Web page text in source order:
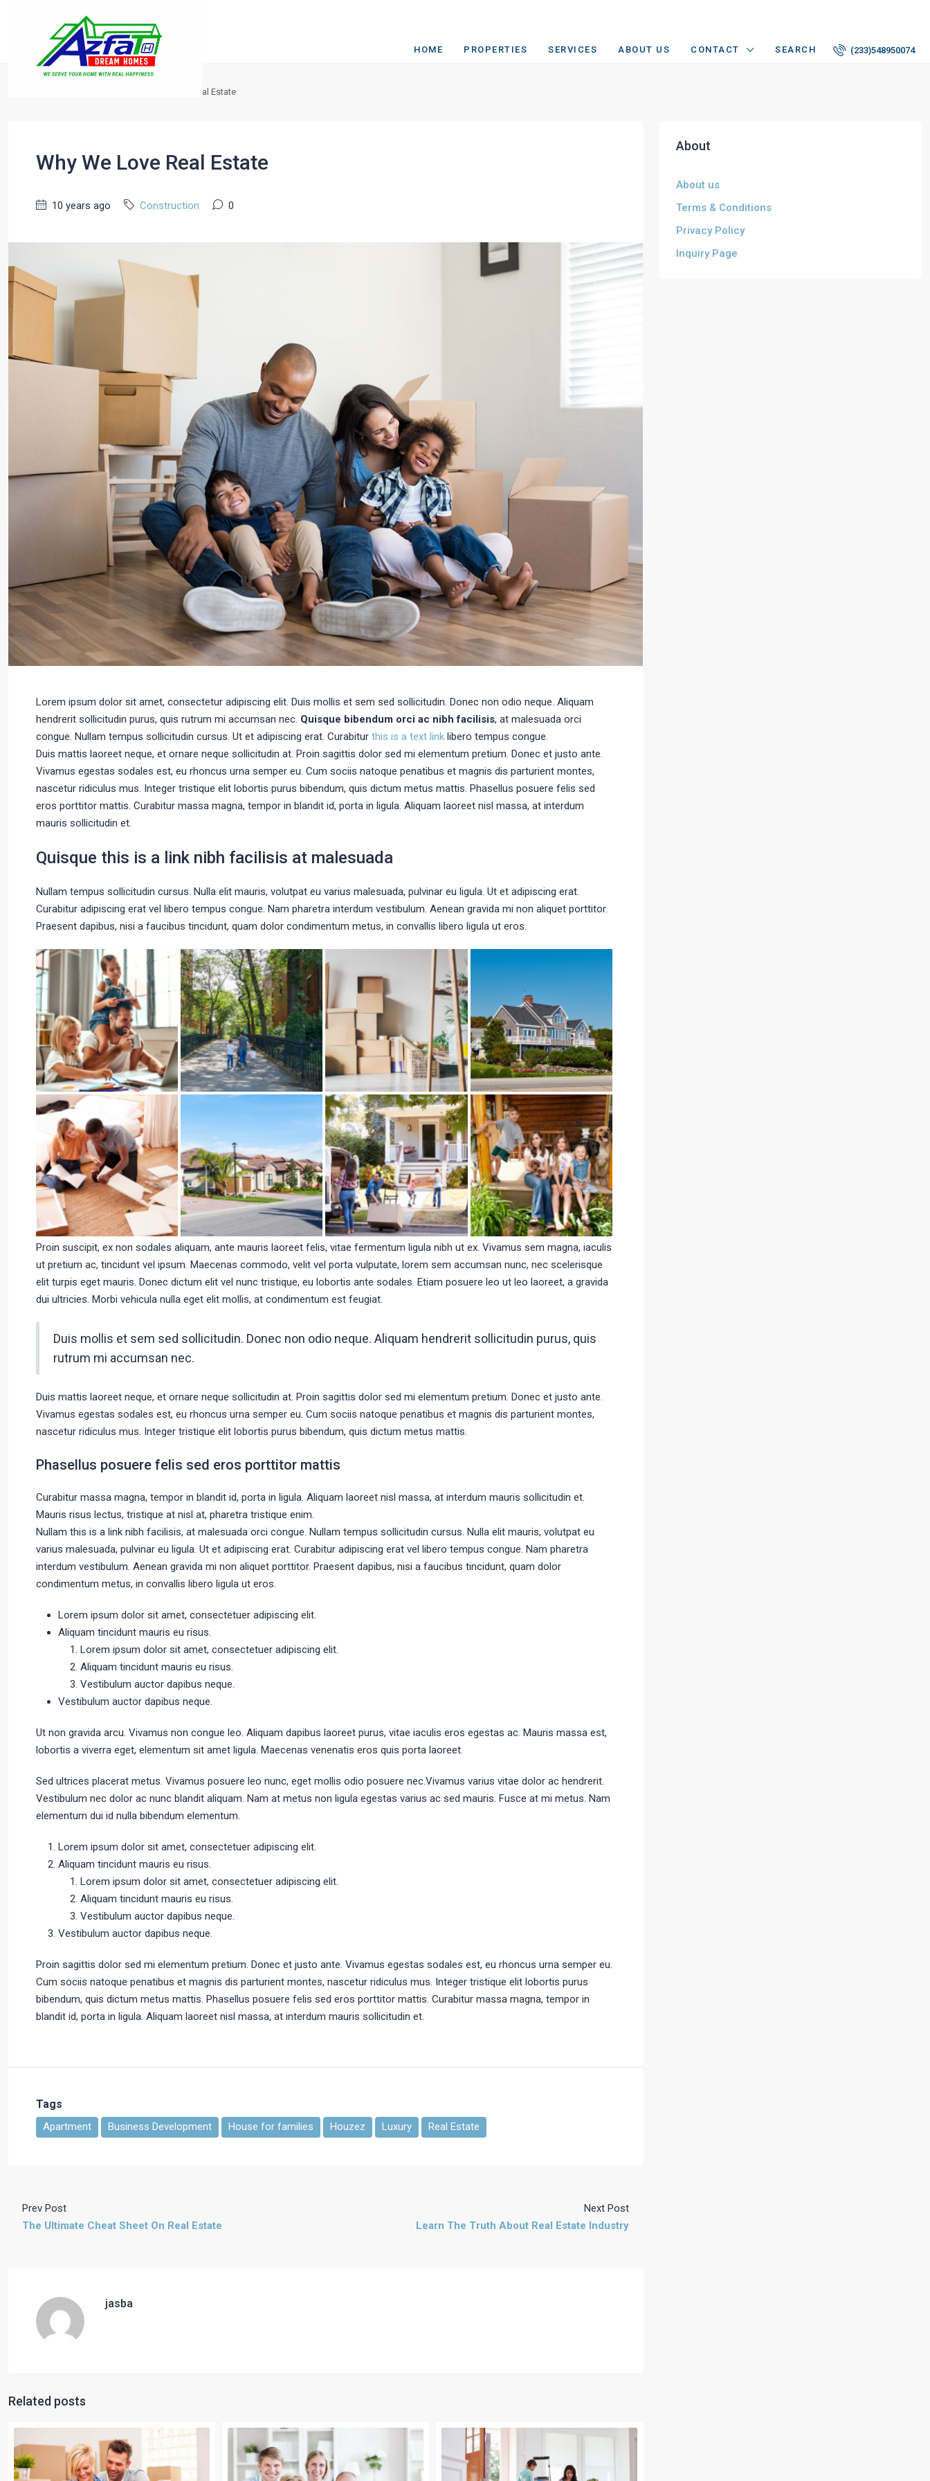
HOME PROPERTIES SERVICES ABOUT US CONTACT SEARCH (233)548950074
Why We Love Real Estate
Why We Love Real Estate
10 years ago Construction 0
Lorem ipsum dolor sit amet, consectetur adipiscing elit. Duis mollis et sem sed sollicitudin. Donec non odio neque. Aliquam
hendrerit sollicitudin purus, quis rutrum mi accumsan nec. Quisque bibendum orci ac nibh facilisis, at malesuada orci
congue. Nullam tempus sollicitudin cursus. Ut et adipiscing erat. Curabitur this is a text link libero tempus congue.
Duis mattis laoreet neque, et ornare neque sollicitudin at. Proin sagittis dolor sed mi elementum pretium. Donec et justo ante.
Vivamus egestas sodales est, eu rhoncus urna semper eu. Cum sociis natoque penatibus et magnis dis parturient montes,
nascetur ridiculus mus. Integer tristique elit lobortis purus bibendum, quis dictum metus mattis. Phasellus posuere felis sed
eros porttitor mattis. Curabitur massa magna, tempor in blandit id, porta in ligula. Aliquam laoreet nisl massa, at interdum
mauris sollicitudin et.
Quisque this is a link nibh facilisis at malesuada
Nullam tempus sollicitudin cursus. Nulla elit mauris, volutpat eu varius malesuada, pulvinar eu ligula. Ut et adipiscing erat.
Curabitur adipiscing erat vel libero tempus congue. Nam pharetra interdum vestibulum. Aenean gravida mi non aliquet porttitor.
Praesent dapibus, nisi a faucibus tincidunt, quam dolor condimentum metus, in convallis libero ligula ut eros.
Proin suscipit, ex non sodales aliquam, ante mauris laoreet felis, vitae fermentum ligula nibh ut ex. Vivamus sem magna, iaculis
ut pretium ac, tincidunt vel ipsum. Maecenas commodo, velit vel porta vulputate, lorem sem accumsan nunc, nec scelerisque
elit turpis eget mauris. Donec dictum elit vel nunc tristique, eu lobortis ante sodales. Etiam posuere leo ut leo laoreet, a gravida
dui ultricies. Morbi vehicula nulla eget elit mollis, at condimentum est feugiat.
Duis mollis et sem sed sollicitudin. Donec non odio neque. Aliquam hendrerit sollicitudin purus, quis
rutrum mi accumsan nec.
Duis mattis laoreet neque, et ornare neque sollicitudin at. Proin sagittis dolor sed mi elementum pretium. Donec et justo ante.
Vivamus egestas sodales est, eu rhoncus urna semper eu. Cum sociis natoque penatibus et magnis dis parturient montes,
nascetur ridiculus mus. Integer tristique elit lobortis purus bibendum, quis dictum metus mattis.
Phasellus posuere felis sed eros porttitor mattis
Curabitur massa magna, tempor in blandit id, porta in ligula. Aliquam laoreet nisl massa, at interdum mauris sollicitudin et.
Mauris risus lectus, tristique at nisl at, pharetra tristique enim.
Nullam this is a link nibh facilisis, at malesuada orci congue. Nullam tempus sollicitudin cursus. Nulla elit mauris, volutpat eu
varius malesuada, pulvinar eu ligula. Ut et adipiscing erat. Curabitur adipiscing erat vel libero tempus congue. Nam pharetra
interdum vestibulum. Aenean gravida mi non aliquet porttitor. Praesent dapibus, nisi a faucibus tincidunt, quam dolor
condimentum metus, in convallis libero ligula ut eros.
Lorem ipsum dolor sit amet, consectetuer adipiscing elit.
Aliquam tincidunt mauris eu risus.
Lorem ipsum dolor sit amet, consectetuer adipiscing elit.
Aliquam tincidunt mauris eu risus.
Vestibulum auctor dapibus neque.
Vestibulum auctor dapibus neque.
Ut non gravida arcu. Vivamus non congue leo. Aliquam dapibus laoreet purus, vitae iaculis eros egestas ac. Mauris massa est,
lobortis a viverra eget, elementum sit amet ligula. Maecenas venenatis eros quis porta laoreet.
Sed ultrices placerat metus. Vivamus posuere leo nunc, eget mollis odio posuere nec.Vivamus varius vitae dolor ac hendrerit.
Vestibulum nec dolor ac nunc blandit aliquam. Nam at metus non ligula egestas varius ac sed mauris. Fusce at mi metus. Nam
elementum dui id nulla bibendum elementum.
Lorem ipsum dolor sit amet, consectetuer adipiscing elit.
Aliquam tincidunt mauris eu risus.
Lorem ipsum dolor sit amet, consectetuer adipiscing elit.
Aliquam tincidunt mauris eu risus.
Vestibulum auctor dapibus neque.
Vestibulum auctor dapibus neque.
Proin sagittis dolor sed mi elementum pretium. Donec et justo ante. Vivamus egestas sodales est, eu rhoncus urna semper eu.
Cum sociis natoque penatibus et magnis dis parturient montes, nascetur ridiculus mus. Integer tristique elit lobortis purus
bibendum, quis dictum metus mattis. Phasellus posuere felis sed eros porttitor mattis. Curabitur massa magna, tempor in
blandit id, porta in ligula. Aliquam laoreet nisl massa, at interdum mauris sollicitudin et.
Tags
Apartment Business Development House for families Houzez Luxury Real Estate
Prev Post
The Ultimate Cheat Sheet On Real Estate
Next Post
Learn The Truth About Real Estate Industry
jasba
Related posts
About
About us
Terms & Conditions
Privacy Policy
Inquiry Page